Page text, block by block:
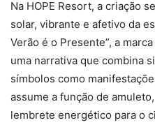
Na HOPE Resort, a criação
solar, vibrante e afetivo da
Verão é o Presente”, a
uma narrativa que combina
símbolos como
assume a função de
lembrete energético para o